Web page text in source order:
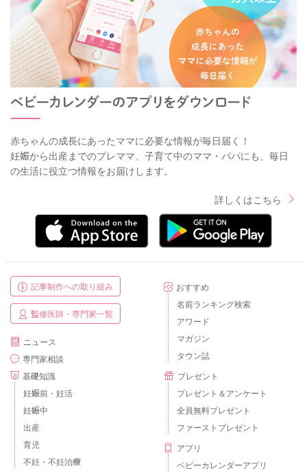
赤ちゃんの成長にあったママに必要な情報が毎日届く！
妊娠から出産までのプレママ、子育て中のママ・パパにも、毎日
の生活に役立つ情報をお届けします。
詳しくはこちら
記事制作への取り組み
監修医師・専門家一覧
ニュース
専門家相談
基礎知識
妊娠前・妊活
妊娠中
出産
育児
不妊・不妊治療
おすすめ
名前ランキング検索
アワード
マガジン
タウン誌
プレゼント
プレゼント＆アンケート
全員無料プレゼント
ファーストプレゼント
アプリ
ベビーカレンダーアプリ